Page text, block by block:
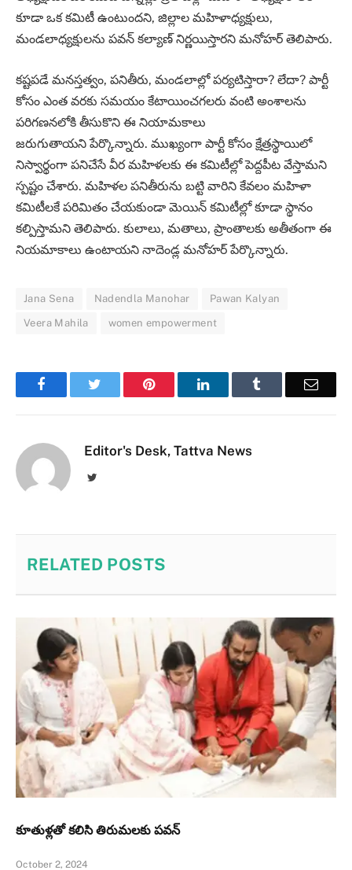
కూడా ఒక కమిటీ ఉంటుందని, జిల్లాల మహిళాధ్యక్షులు,
మండలాధ్యక్షులను పవన్‌ కల్యాణ్‌ నిర్ణయిస్తారని మనోహర్‌ తెలిపారు.
కష్టపడే మనస్తత్వం, పనితీరు, మండలాల్లో పర్యటిస్తారా? లేదా? పార్టీ
కోసం ఎంత వరకు సమయం కేటాయించగలరు వంటి అంశాలను
పరిగణనలోకి తీసుకొని ఈ నియామకాలు
జరుగుతాయని పేర్కొన్నారు. ముఖ్యంగా పార్టీ కోసం క్షేత్రస్థాయిలో
నిస్వార్థంగా పనిచేసే వీర మహిళలకు ఈ కమిటీల్లో పెద్దపీట వేస్తామని
స్పష్టం చేశారు. మహిళల పనితీరును బట్టి వారిని కేవలం మహిళా
కమిటీలకే పరిమితం చేయకుండా మెయిన్‌ కమిటీల్లో కూడా స్థానం
కల్పిస్తామని తెలిపారు. కులాలు, మతాలు, ప్రాంతాలకు అతీతంగా ఈ
నియమాకాలు ఉంటాయని నాదెండ్ల మనోహర్‌ పేర్కొన్నారు.
Jana Sena Nadendla Manohar Pawan Kalyan
Veera Mahila women empowerment
Facebook Pinterest LinkedIn Email
Editor's Desk, Tattva News
Twitter
RELATED POSTS
కూతుళ్ల‌తో క‌లిసి తిరుమ‌లకు పవన్‌
October 2, 2024